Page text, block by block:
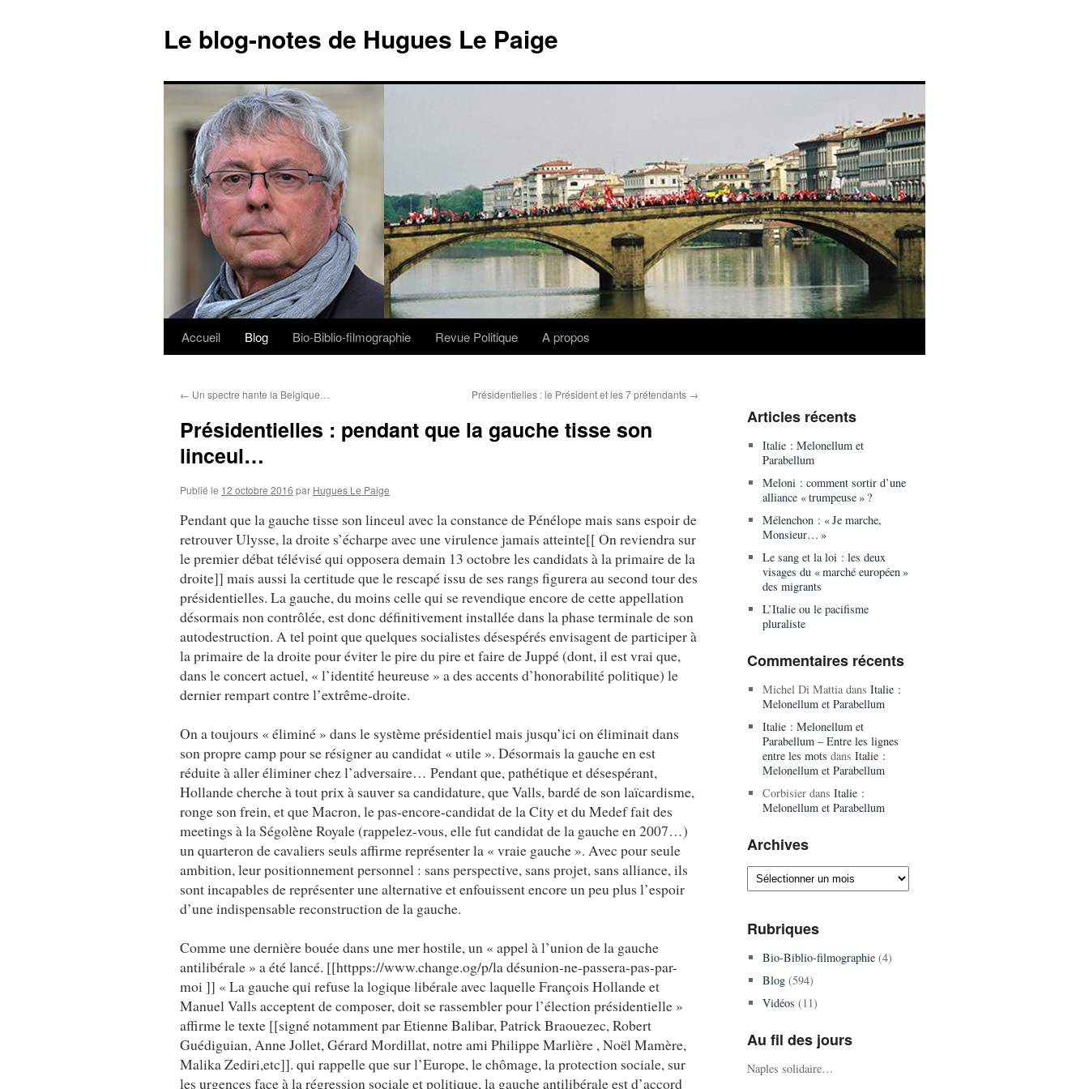
Le blog-notes de Hugues Le Paige
Aller
contenu
Accueil Blog Bio-Biblio-filmographie Revue Politique A propos
← Un spectre hante la Belgique… Présidentielles : le Président et les 7 prétendants →
Présidentielles : pendant que la gauche tisse son
linceul…
Publié le 12 octobre 2016 par Hugues Le Paige
Pendant que la gauche tisse son linceul avec la constance de Pénélope mais sans espoir de
retrouver Ulysse, la droite s’écharpe avec une virulence jamais atteinte[[ On reviendra sur
le premier débat télévisé qui opposera demain 13 octobre les candidats à la primaire de la
droite]] mais aussi la certitude que le rescapé issu de ses rangs figurera au second tour des
présidentielles. La gauche, du moins celle qui se revendique encore de cette appellation
désormais non contrôlée, est donc définitivement installée dans la phase terminale de son
autodestruction. A tel point que quelques socialistes désespérés envisagent de participer à
la primaire de la droite pour éviter le pire du pire et faire de Juppé (dont, il est vrai que,
dans le concert actuel, « l’identité heureuse » a des accents d’honorabilité politique) le
dernier rempart contre l’extrême-droite.
On a toujours « éliminé » dans le système présidentiel mais jusqu’ici on éliminait dans
son propre camp pour se résigner au candidat « utile ». Désormais la gauche en est
réduite à aller éliminer chez l’adversaire… Pendant que, pathétique et désespérant,
Hollande cherche à tout prix à sauver sa candidature, que Valls, bardé de son laïcardisme,
ronge son frein, et que Macron, le pas-encore-candidat de la City et du Medef fait des
meetings à la Ségolène Royale (rappelez-vous, elle fut candidat de la gauche en 2007…)
un quarteron de cavaliers seuls affirme représenter la « vraie gauche ». Avec pour seule
ambition, leur positionnement personnel : sans perspective, sans projet, sans alliance, ils
sont incapables de représenter une alternative et enfouissent encore un peu plus l’espoir
d’une indispensable reconstruction de la gauche.
Comme une dernière bouée dans une mer hostile, un « appel à l’union de la gauche
antilibérale » a été lancé. [[httpps://www.change.og/p/la désunion-ne-passera-pas-par-
moi ]] « La gauche qui refuse la logique libérale avec laquelle François Hollande et
Manuel Valls acceptent de composer, doit se rassembler pour l’élection présidentielle »
affirme le texte [[signé notamment par Etienne Balibar, Patrick Braouezec, Robert
Guédiguian, Anne Jollet, Gérard Mordillat, notre ami Philippe Marlière , Noël Mamère,
Malika Zediri,etc]]. qui rappelle que sur l’Europe, le chômage, la protection sociale, sur
les urgences face à la régression sociale et politique, la gauche antilibérale est d’accord
Articles récents
Italie : Melonellum et
Parabellum
Meloni : comment sortir d’une
alliance « trumpeuse » ?
Mélenchon : « Je marche,
Monsieur… »
Le sang et la loi : les deux
visages du « marché européen »
des migrants
L’Italie ou le pacifisme
pluraliste
Commentaires récents
Michel Di Mattiadans Italie :
Melonellum et Parabellum
Italie : Melonellum et
Parabellum – Entre les lignes
entre les mots dans Italie :
Melonellum et Parabellum
Corbisierdans Italie :
Melonellum et Parabellum
Archives
Archives
Rubriques
Bio-Biblio-filmographie(4)
Blog(594)
Vidéos (11)
Au fil des jours
Naples solidaire…